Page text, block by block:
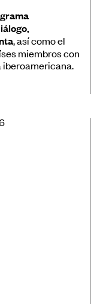
, así como el
miembros con